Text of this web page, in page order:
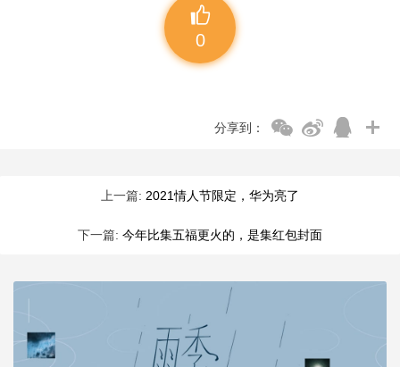
0
分享到：
上一篇: 2021情人节限定，华为亮了
下一篇: 今年比集五福更火的，是集红包封面